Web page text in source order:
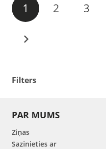
Filters
1 2 3
PAR MUMS
Ziņas
Sazinieties ar